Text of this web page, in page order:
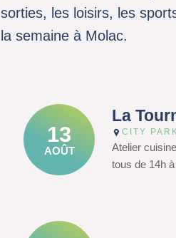
sorties, les loisirs, les
la semaine à Molac.
13
AOÛT
La
CITY
Atelier
tous de 14h